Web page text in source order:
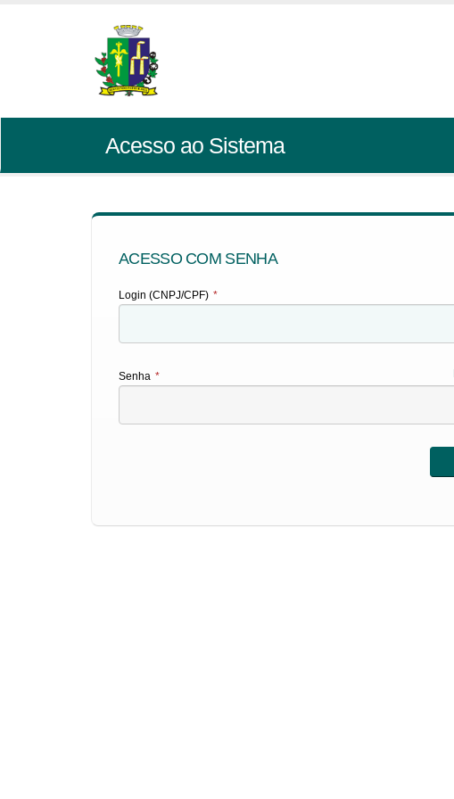
Acesso ao Sistema
ACESSO COM SENHA
Login (CNPJ/CPF) *
Senha *